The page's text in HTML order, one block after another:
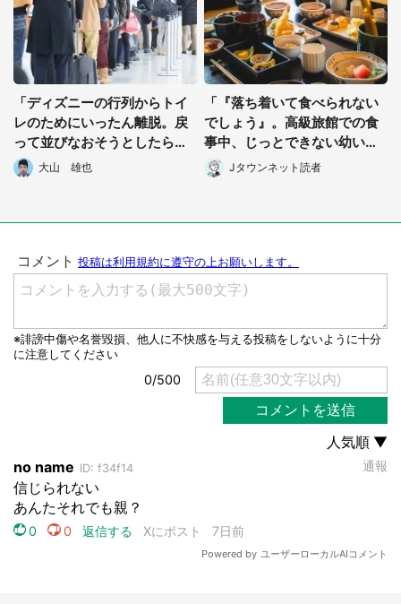
「ディズニーの行列からトイ
レのためにいったん離脱。戻
って並びなおそうとしたら、
後ろに並んでいた人が...」(東
京都・40代女性)
大山 雄也
「『落ち着いて食べられない
でしょう』。高級旅館での食
事中、じっとできない幼い息
子に中年の男性客が...」（東
京都・40代男性）
Jタウンネット読者